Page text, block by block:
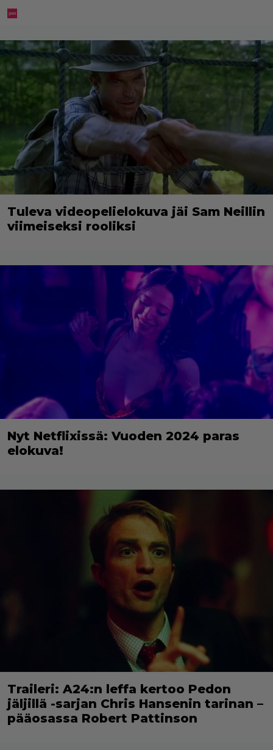
Tuleva videopelielokuva jäi Sam Neillin
viimeiseksi rooliksi
Nyt Netflixissä: Vuoden 2024 paras
elokuva!
Traileri: A24:n leffa kertoo Pedon
jäljillä -sarjan Chris Hansenin tarinan –
pääosassa Robert Pattinson